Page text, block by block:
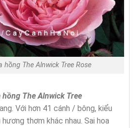
hồng The Alnwick Tree Rose
hồng The Alnwick Tree
Với hơn 41 cánh / bông, kiểu
thơm khác nhau. Sai hoa